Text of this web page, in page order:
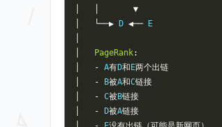
▼
└──▶ D ◀──
PageRank:
- A有D和 E两个出链
- B被A和C链接
- C被B链接
- D被A链接